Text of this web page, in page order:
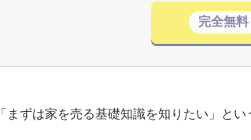
完全無料
「まずは家を売る基礎知識を知りたい」と